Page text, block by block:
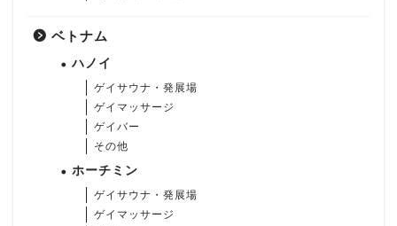
ベトナム
ハノイ
ゲイサウナ・発展場
ゲイマッサージ
ゲイバー
その他
ホーチミン
ゲイサウナ・発展場
ゲイマッサージ